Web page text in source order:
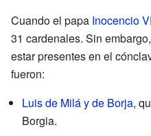
Cuando el papa Inocencio
31 cardenales. Sin
estar presentes en el
fueron:
Luis de Milá y de Borja,
Borgia.